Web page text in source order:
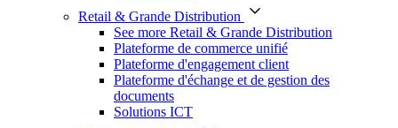
Retail & Grande Distribution
See more Retail & Grande Distribution
Plateforme de commerce unifié
Plateforme d'engagement client
Plateforme d'échange et de gestion des
documents
Solutions ICT